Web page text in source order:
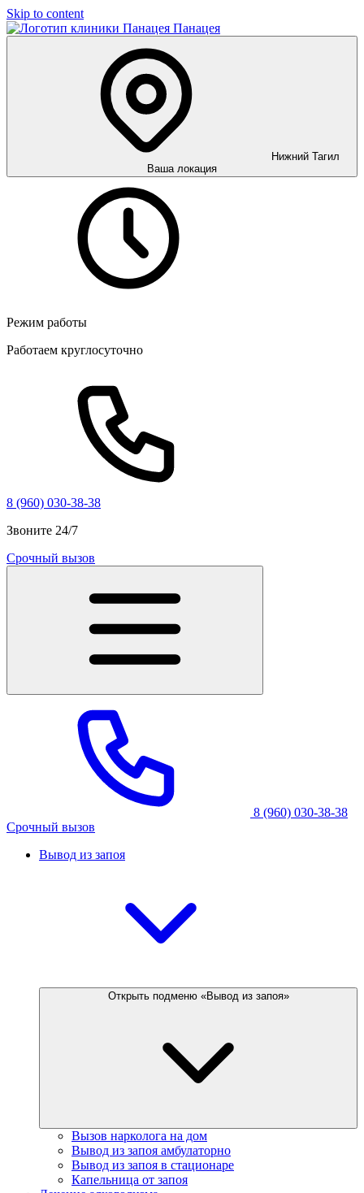
Skip to content
Панацея
Нижний Тагил
Ваша локация
Режим работы
Работаем круглосуточно
8 (960) 030-38-38
Звоните 24/7
Срочный вызов
8 (960) 030-38-38
Срочный вызов
Вывод из запоя
Открыть подменю «Вывод из запоя»
Вызов нарколога на дом
Вывод из запоя амбулаторно
Вывод из запоя в стационаре
Капельница от запоя